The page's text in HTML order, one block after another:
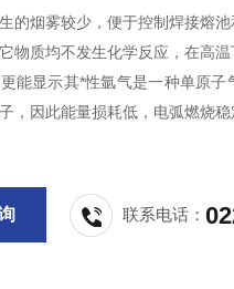
的烟雾较少，便于控制焊接熔
物质均不发生化学反应，在高
能显示其*性氩气是一种单原
，因此能量损耗低，电弧燃烧稳
联系电话：